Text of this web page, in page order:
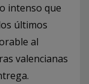
intenso que
últimos
al
valencianas